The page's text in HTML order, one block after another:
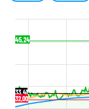
33,41
32,00
45,24